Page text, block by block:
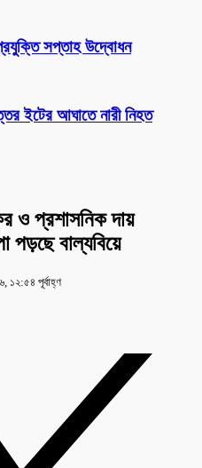
সপ্তাহ উদ্বোধন
ইটের আঘাতে নারী নিহত
ও প্রশাসনিক দায়
পড়ছে বাল্যবিয়ে
১২:৫৪ পূর্বাহ্ণ